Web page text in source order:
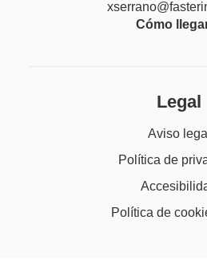
Cómo
Legal
Aviso legal
Política de
Política de